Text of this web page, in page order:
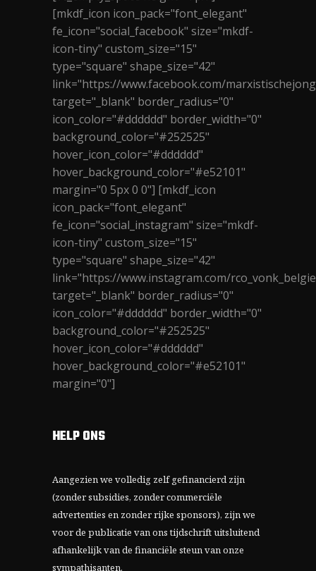
[mkdf_icon icon_pack="font_elegant"
fe_icon="social_facebook" size="mkdf-
icon-tiny" custom_size="15"
type="square" shape_size="42"
link="https://www.facebook.com/
target="_blank" border_radius="0"
icon_color="#dddddd" border_width="0"
background_color="#252525"
hover_icon_color="#dddddd"
hover_background_color="#e52101"
margin="0 5px 0 0"] [mkdf_icon
icon_pack="font_elegant"
fe_icon="social_instagram" size="mkdf-
icon-tiny" custom_size="15"
type="square" shape_size="42"
link="https://www.instagram.com/
target="_blank" border_radius="0"
icon_color="#dddddd" border_width="0"
background_color="#252525"
hover_icon_color="#dddddd"
hover_background_color="#e52101"
margin="0"]
HELP ONS
Aangezien we volledig zelf gefinancierd zijn
(zonder subsidies, zonder commerciële
advertenties en zonder rijke sponsors), zijn we
voor de publicatie van ons tijdschrift uitsluitend
afhankelijk van de financiële steun van onze
sympathisanten.